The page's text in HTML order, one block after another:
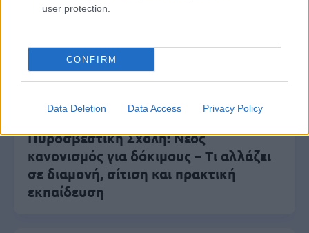
user protection.
CONFIRM
Data Deletion Data Access Privacy Policy
Δημοφιλείς Ειδήσεις
Πυροσβεστική Σχολή: Νέος
κανονισμός για δόκιμους – Τι αλλάζει
σε διαμονή, σίτιση και πρακτική
εκπαίδευση